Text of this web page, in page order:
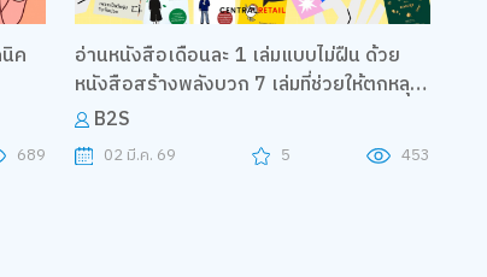
ค
689
อ่านหนังสือเดือนละ 1 เล่มแบบไม่ฝืน ด้วย
หนังสือสร้างพลังบวก 7 เล่มที่ช่วยให้ตกหลุม
รักการอ่าน
B2S
02 มี.ค. 69 5 453